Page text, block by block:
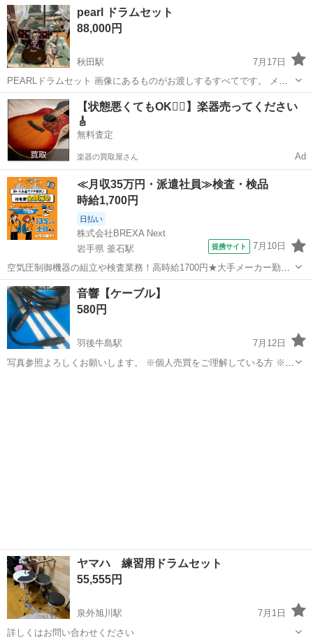
秋田 大館市 糠沢駅
pearl ドラムセット
88,000円
秋田駅
7月17日
PEARLドラムセット 画像にあるものがお渡しするすべてです。 メル
カリにも出品していますので、そちらで売れた場合はすぐに削除しま
す。こちらは送料がないぶんお安くなっています。気にしている方は
お早めにご連絡ください♪
秋田 秋田市 秋田駅 打楽器、ドラム ドラムセット
【状態悪くてもOK🙆‍♀️】楽器売ってください
🎸
無料査定
楽器の買取屋さん Ad
≪月収35万円・派遣社員≫検査・検品
時給1,700円
日払い
株式会社BREXA Next
岩手県 釜石駅
提携サイト 7月10日
空気圧制御機器の組立や検査業務！高時給1700円★大手メーカー勤
務！嬉しい寮費無料！ワンルーム寮完備★マイカー通勤OK＆工場敷地
内に無料駐車場あり★！《岩手県釜石市》 人気の工場のお仕事 ◇空気
圧制御機器（シリンダ、バルブ...
岩手 釜石市 釜石駅 その他
音響【ケーブル】
580円
羽後牛島駅
7月12日
写真参照よろしくお願いします。 ※個人売買をご理解している方 ※ノ
ヤマハ 練習用ドラムセット
55,555円
泉外旭川駅
7月1日
詳しくはお問い合わせください